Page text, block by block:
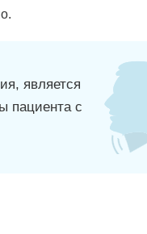
является
пациента с